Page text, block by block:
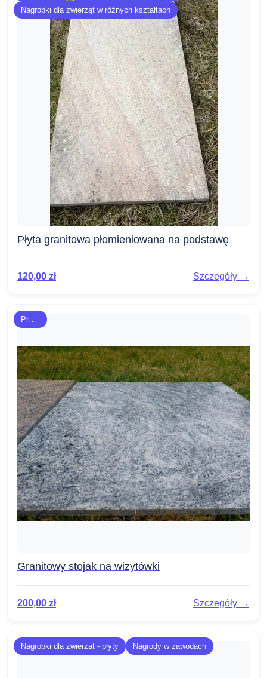
Nagrobki dla zwierząt w różnych kształtach
Płyta granitowa płomieniowana na podstawę
120,00 zł Szczegóły →
Prezenty
Granitowy stojak na wizytówki
200,00 zł Szczegóły →
Nagrobki dla zwierzat - płyty Nagrody w zawodach